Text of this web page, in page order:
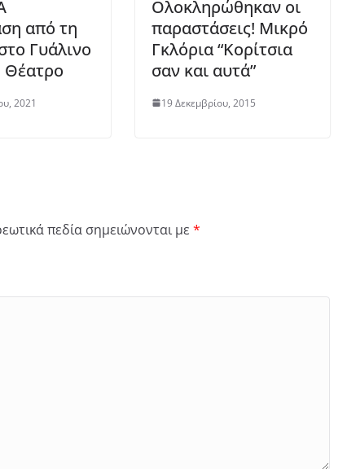
από τη
Γυάλινο
Θέατρο
2021
Ολοκληρώθηκαν οι
παραστάσεις! Μικρό
Γκλόρια “Κορίτσια
σαν και αυτά”
19 Δεκεμβρίου, 2015
πεδία σημειώνονται με *